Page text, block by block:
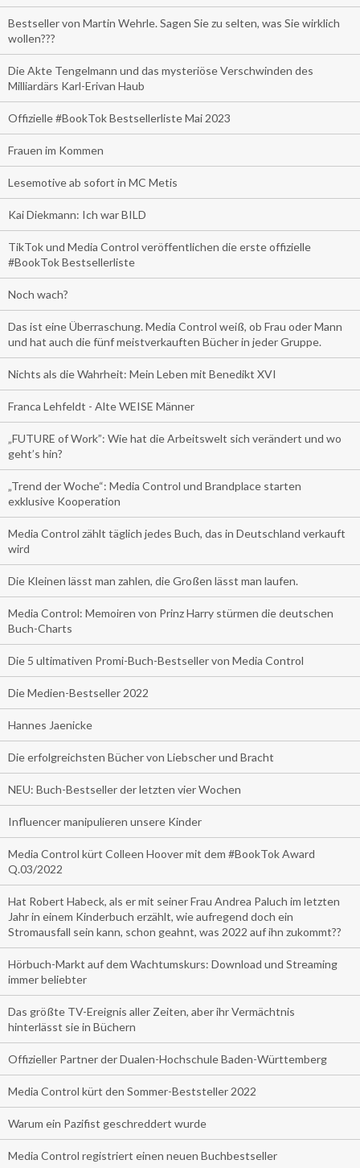
Bestseller von Martin Wehrle. Sagen Sie zu selten, was Sie wirklich
wollen???
Die Akte Tengelmann und das mysteriöse Verschwinden des
Milliardärs Karl-Erivan Haub
Offizielle #BookTok Bestsellerliste Mai 2023
Frauen im Kommen
Lesemotive ab sofort in MC Metis
Kai Diekmann: Ich war BILD
TikTok und Media Control veröffentlichen die erste offizielle
#BookTok Bestsellerliste
Noch wach?
Das ist eine Überraschung. Media Control weiß, ob Frau oder Mann
und hat auch die fünf meistverkauften Bücher in jeder Gruppe.
Nichts als die Wahrheit: Mein Leben mit Benedikt XVI
Franca Lehfeldt - Alte WEISE Männer
„FUTURE of Work”: Wie hat die Arbeitswelt sich verändert und wo
geht’s hin?
„Trend der Woche“: Media Control und Brandplace starten
exklusive Kooperation
Media Control zählt täglich jedes Buch, das in Deutschland verkauft
wird
Die Kleinen lässt man zahlen, die Großen lässt man laufen.
Media Control: Memoiren von Prinz Harry stürmen die deutschen
Buch-Charts
Die 5 ultimativen Promi-Buch-Bestseller von Media Control
Die Medien-Bestseller 2022
Hannes Jaenicke
Die erfolgreichsten Bücher von Liebscher und Bracht
NEU: Buch-Bestseller der letzten vier Wochen
Influencer manipulieren unsere Kinder
Media Control kürt Colleen Hoover mit dem #BookTok Award
Q.03/2022
Hat Robert Habeck, als er mit seiner Frau Andrea Paluch im letzten
Jahr in einem Kinderbuch erzählt, wie aufregend doch ein
Stromausfall sein kann, schon geahnt, was 2022 auf ihn zukommt??
Hörbuch-Markt auf dem Wachtumskurs: Download und Streaming
immer beliebter
Das größte TV-Ereignis aller Zeiten, aber ihr Vermächtnis
hinterlässt sie in Büchern
Offizieller Partner der Dualen-Hochschule Baden-Württemberg
Media Control kürt den Sommer-Beststeller 2022
Warum ein Pazifist geschreddert wurde
Media Control registriert einen neuen Buchbestseller